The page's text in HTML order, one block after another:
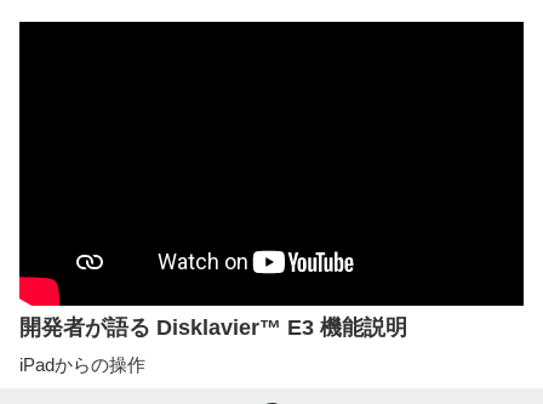
開発者が語る Disklavier™ E3 機能説明
iPadからの操作